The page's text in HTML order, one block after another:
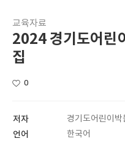
교육자료
2024 경기도어린
집
0
저자 경기도어린이박
언어 한국어